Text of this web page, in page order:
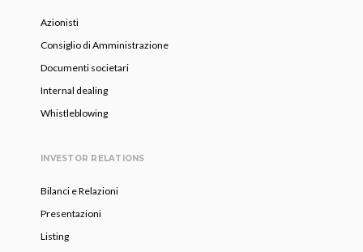
Azionisti
Consiglio di Amministrazione
Documenti societari
Internal dealing
Whistleblowing
INVESTOR RELATIONS
Bilanci e Relazioni
Presentazioni
Listing